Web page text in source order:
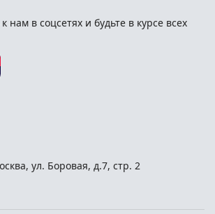
нам в соцсетях и будьте в курсе всех
, ул. Боровая, д.7, стр. 2